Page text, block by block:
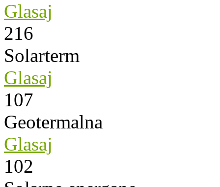
Glasaj
216
Solarterm
Glasaj
107
Geotermalna
Glasaj
102